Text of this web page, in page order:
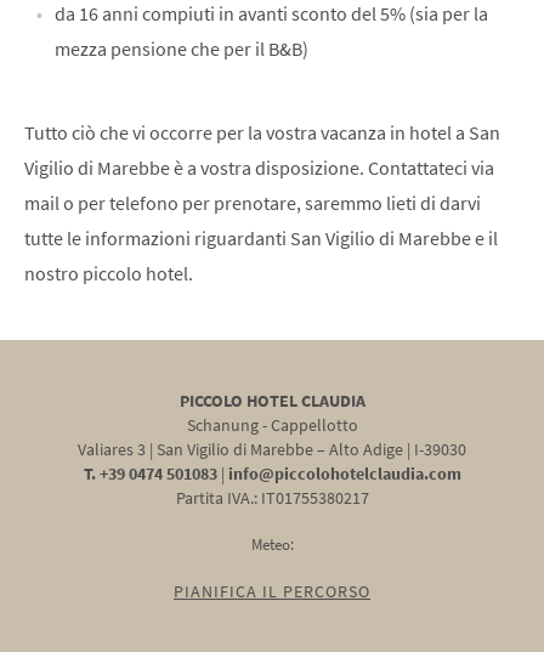
da 16 anni compiuti in avanti sconto del 5% (sia per la
mezza pensione che per il B&B)
Tutto ciò che vi occorre per la vostra vacanza in hotel a San
Vigilio di Marebbe è a vostra disposizione. Contattateci via
mail o per telefono per prenotare, saremmo lieti di darvi
tutte le informazioni riguardanti San Vigilio di Marebbe e il
nostro piccolo hotel.
PICCOLO HOTEL CLAUDIA
Schanung - Cappellotto
Valiares 3 | San Vigilio di Marebbe – Alto Adige | I-39030
T. +39 0474 501083| info@piccolohotelclaudia.com
Partita IVA.: IT01755380217
Meteo:
PIANIFICA IL PERCORSO